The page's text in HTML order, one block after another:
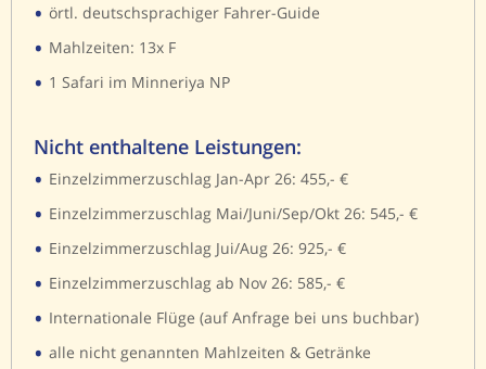
• örtl. deutschsprachiger Fahrer-Guide
• Mahlzeiten: 13x F
• 1 Safari im Minneriya NP
Nicht enthaltene Leistungen:
• Einzelzimmerzuschlag Jan-Apr 26: 455,- €
• Einzelzimmerzuschlag Mai/Juni/Sep/Okt 26: 545,- €
• Einzelzimmerzuschlag Jui/Aug 26: 925,- €
• Einzelzimmerzuschlag ab Nov 26: 585,- €
• Internationale Flüge (auf Anfrage bei uns buchbar)
• alle nicht genannten Mahlzeiten & Getränke